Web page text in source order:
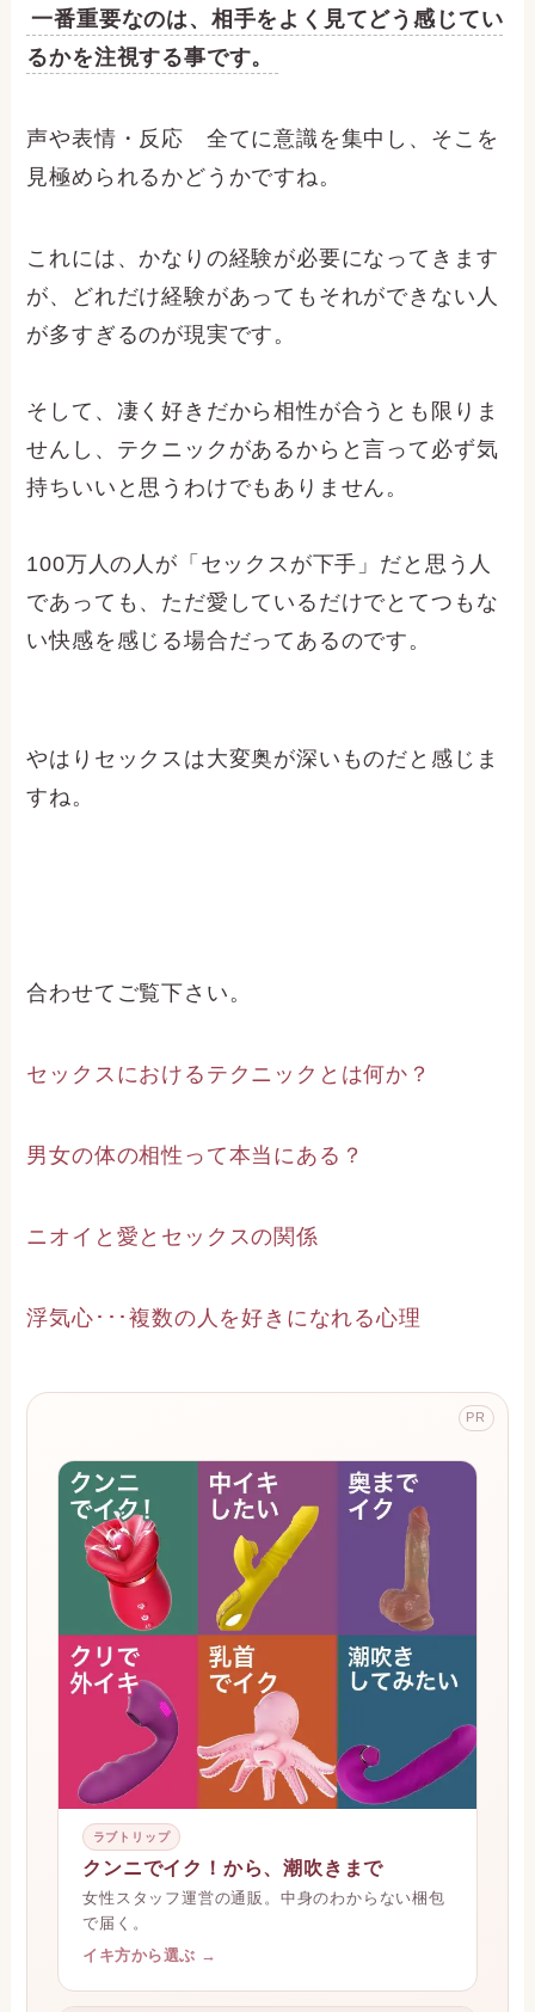
一番重要なのは、相手をよく見てどう感じてい
るかを注視する事です。
声や表情・反応 全てに意識を集中し、そこを
見極められるかどうかですね。
これには、かなりの経験が必要になってきます
が、どれだけ経験があってもそれができない人
が多すぎるのが現実です。
そして、凄く好きだから相性が合うとも限りま
せんし、テクニックがあるからと言って必ず気
持ちいいと思うわけでもありません。
100万人の人が「セックスが下手」だと思う人
であっても、ただ愛しているだけでとてつもな
い快感を感じる場合だってあるのです。
やはりセックスは大変奥が深いものだと感じま
すね。
合わせてご覧下さい。
セックスにおけるテクニックとは何か？
男女の体の相性って本当にある？
ニオイと愛とセックスの関係
浮気心･･･複数の人を好きになれる心理
PR
ラブトリップ
クンニでイク！から、潮吹きまで
女性スタッフ運営の通販。中身のわからない梱包
で届く。
イキ方から選ぶ →